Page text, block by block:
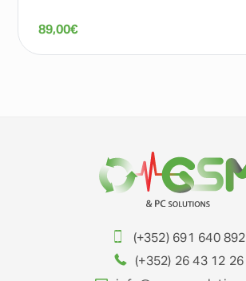
89,00€
(+352) 691 640 892
(+352) 26 43 12 26